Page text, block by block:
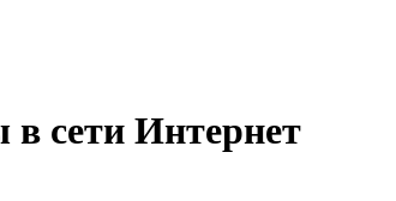
в сети Интернет